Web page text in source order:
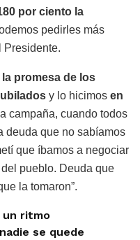
por ciento la
pedirles más
Presidente.
promesa de los
y lo hicimos en
campaña, cuando todos
deuda que no sabíamos
que íbamos a negociar
pueblo. Deuda que
la tomaron”.
un ritmo
se quede